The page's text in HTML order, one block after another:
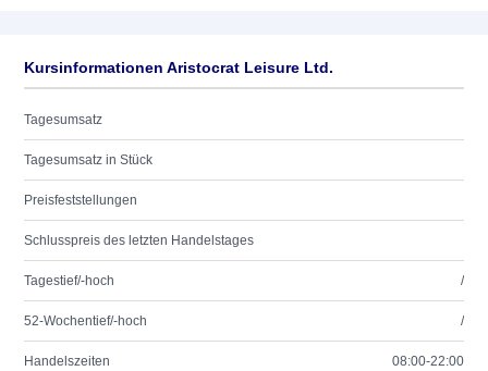
Kursinformationen Aristocrat Leisure Ltd.
Tagesumsatz
Tagesumsatz in Stück
Preisfeststellungen
Schlusspreis des letzten Handelstages
Tagestief/-hoch /
52-Wochentief/-hoch /
Handelszeiten 08:00-22:00